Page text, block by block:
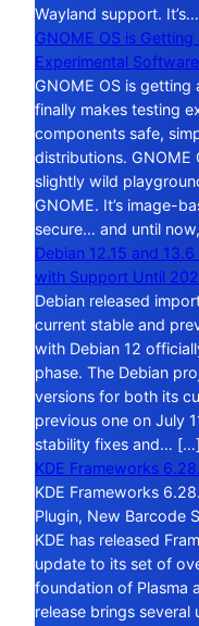
Wayland support.
GNOME OS is Getting
Experimental
GNOME OS is getting
finally makes testing
components safe,
distributions. GNOME
slightly wild
GNOME. It’s image-
secure… and until
Debian 12.15 and
with Support Until
Debian released
current stable and
with Debian 12
phase. The Debian
versions for both its
previous one on July
stability fixes and… […]
KDE Frameworks
KDE Frameworks
Plugin, New Barcode
KDE has released
update to its set of
foundation of Plasma
release brings